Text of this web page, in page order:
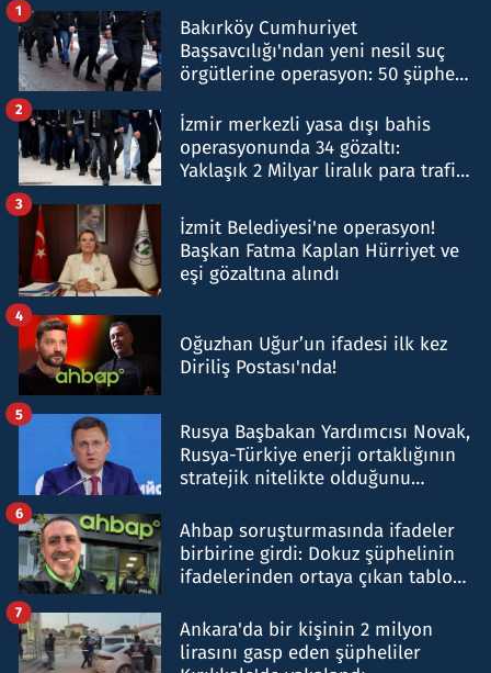
Bakırköy Cumhuriyet
Başsavcılığı'ndan yeni nesil suç
örgütlerine operasyon: 50 şüpheli
1
İzmir merkezli yasa dışı bahis
operasyonunda 34 gözaltı:
Yaklaşık 2 Milyar liralık para trafiği
2
İzmit Belediyesi'ne operasyon!
Başkan Fatma Kaplan Hürriyet ve
eşi gözaltına alındı
3
Oğuzhan Uğur’un ifadesi ilk kez
Diriliş Postası'nda!
4
Rusya Başbakan Yardımcısı Novak,
Rusya-Türkiye enerji ortaklığının
stratejik nitelikte olduğunu
5
Ahbap soruşturmasında ifadeler
birbirine girdi: Dokuz şüphelinin
ifadelerinden ortaya çıkan tablo
6
Ankara'da bir kişinin 2 milyon
lirasını gasp eden şüpheliler
7